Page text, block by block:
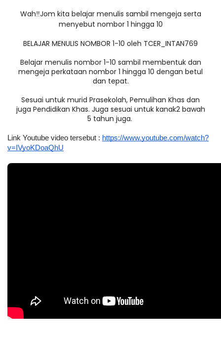
Wah‼️Jom kita belajar menulis sambil mengeja serta
menyebut nombor 1 hingga 10
BELAJAR MENULIS NOMBOR 1-10 oleh TCER_INTAN769
Belajar menulis nombor 1-10 sambil membentuk dan
mengeja perkataan nombor 1 hingga 10 dengan betul
dan tepat.
Sesuai untuk murid Prasekolah, Pemulihan Khas dan
juga Pendidikan Khas. Juga sesuai untuk kanak2 bawah
5 tahun juga.
Link Youtube video tersebut : https://www.youtube.com/watch?
v=IVyoKDoaQhU